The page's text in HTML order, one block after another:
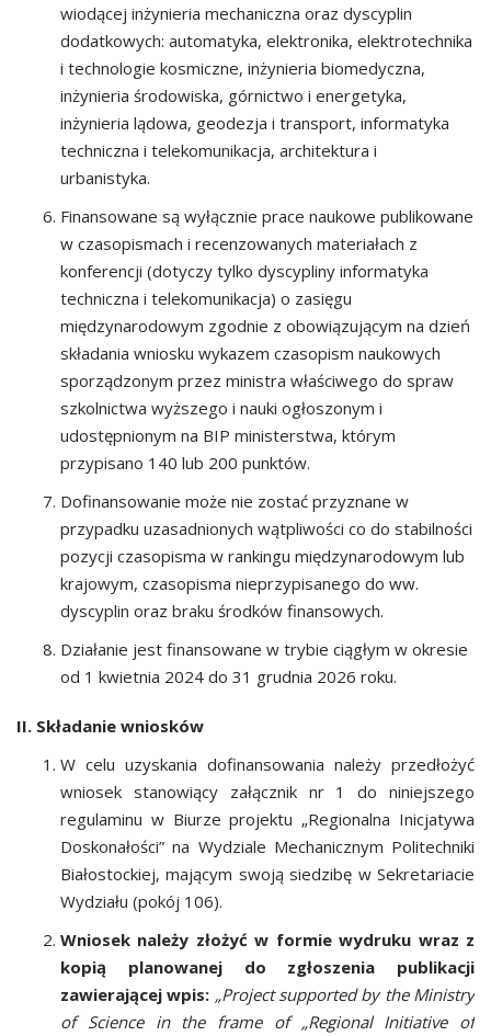
wiodącej inżynieria mechaniczna oraz dyscyplin
dodatkowych: automatyka, elektronika, elektrotechnika
i technologie kosmiczne, inżynieria biomedyczna,
inżynieria środowiska, górnictwo i energetyka,
inżynieria lądowa, geodezja i transport, informatyka
techniczna i telekomunikacja, architektura i
urbanistyka.
Finansowane są wyłącznie prace naukowe publikowane
w czasopismach i recenzowanych materiałach z
konferencji (dotyczy tylko dyscypliny informatyka
techniczna i telekomunikacja) o zasięgu
międzynarodowym zgodnie z obowiązującym na dzień
składania wniosku wykazem czasopism naukowych
sporządzonym przez ministra właściwego do spraw
szkolnictwa wyższego i nauki ogłoszonym i
udostępnionym na BIP ministerstwa, którym
przypisano 140 lub 200 punktów.
Dofinansowanie może nie zostać przyznane w
przypadku uzasadnionych wątpliwości co do stabilności
pozycji czasopisma w rankingu międzynarodowym lub
krajowym, czasopisma nieprzypisanego do ww.
dyscyplin oraz braku środków finansowych.
Działanie jest finansowane w trybie ciągłym w okresie
od 1 kwietnia 2024 do 31 grudnia 2026 roku.
II. Składanie wniosków
W celu uzyskania dofinansowania należy przedłożyć
wniosek stanowiący załącznik nr 1 do niniejszego
regulaminu w Biurze projektu „Regionalna Inicjatywa
Doskonałości” na Wydziale Mechanicznym Politechniki
Białostockiej, mającym swoją siedzibę w Sekretariacie
Wydziału (pokój 106).
Wniosek należy złożyć w formie wydruku wraz z
kopią planowanej do zgłoszenia publikacji
zawierającej wpis: „Project supported by the Ministry
of Science in the frame of „Regional Initiative of